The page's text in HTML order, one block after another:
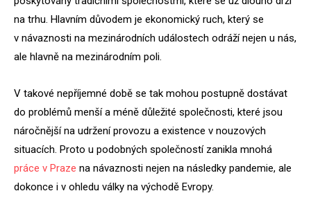
na trhu. Hlavním důvodem je ekonomický ruch, který se
v návaznosti na mezinárodních událostech odráží nejen u nás,
ale hlavně na mezinárodním poli.
V takové nepříjemné době se tak mohou postupně dostávat
do problémů menší a méně důležité společnosti, které jsou
náročnější na udržení provozu a existence v nouzových
situacích. Proto u podobných společností zanikla mnohá
práce v Praze na návaznosti nejen na následky pandemie, ale
dokonce i v ohledu války na východě Evropy.